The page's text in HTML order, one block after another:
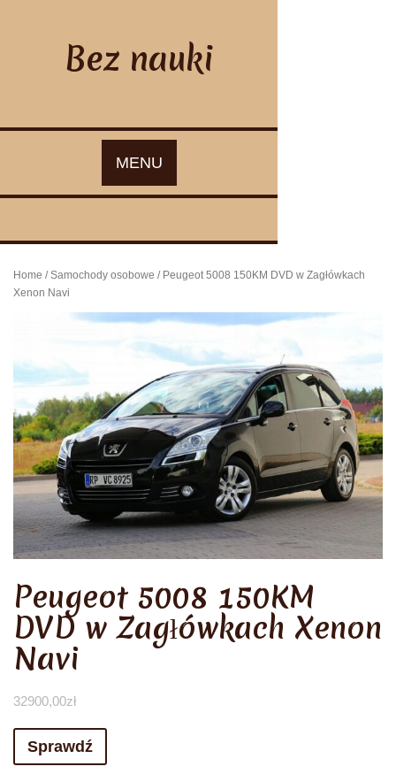
Bez nauki
MENU
Home /Samochody osobowe / Peugeot 5008 150KM DVD w Zagłówkach
Xenon Navi
Peugeot 5008 150KM
DVD w Zagłówkach Xenon
Navi
32900,00zł
Sprawdź